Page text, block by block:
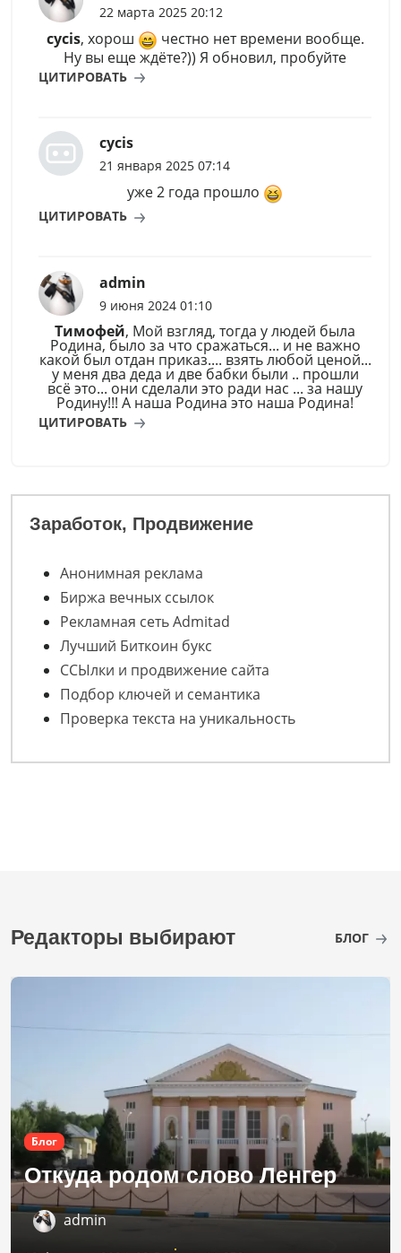
22 марта 2025 20:12
cycis, хорош
честно нет времени вообще.
Ну вы еще ждёте?)) Я обновил, пробуйте
ЦИТИРОВАТЬ
cycis
21 января 2025 07:14
уже 2 года прошло
ЦИТИРОВАТЬ
admin
9 июня 2024 01:10
Тимофей, Мой взгляд, тогда у людей была
Родина, было за что сражаться... и не важно
какой был отдан приказ.... взять любой ценой...
у меня два деда и две бабки были .. прошли
всё это... они сделали это ради нас ... за нашу
Родину!!! А наша Родина это наша Родина!
ЦИТИРОВАТЬ
Заработок, Продвижение
Анонимная реклама
Биржа вечных ссылок
Рекламная сеть Admitad
Лучший Биткоин букс
ССЫлки и продвижение сайта
Подбор ключей и семантика
Проверка текста на уникальность
Редакторы выбирают БЛОГ
Блог
Откуда родом слово Ленгер
admin